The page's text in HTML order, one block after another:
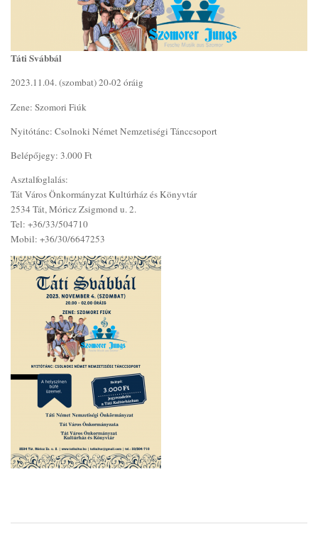
Táti Svábbál
2023.11.04. (szombat) 20-02 óráig
Zene: Szomori Fiúk
Nyitótánc: Csolnoki Német Nemzetiségi Tánccsoport
Belépőjegy: 3.000 Ft
Asztalfoglalás:
Tát Város Önkormányzat Kultúrház és Könyvtár
2534 Tát, Móricz Zsigmond u. 2.
Tel: +36/33/504710
Mobil: +36/30/6647253